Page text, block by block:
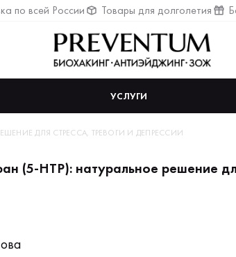
по всей России Товары для долголетия
УСЛУГИ
ДЛЯ СТРЕССА, ТРЕВОГИ И ДЕПРЕССИИ
(5-HTP): натуральное решение